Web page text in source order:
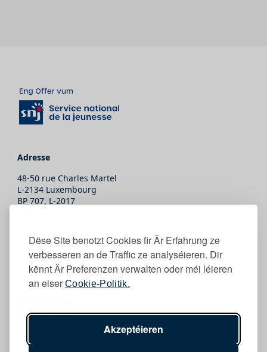
Dëse Site benotzt Cookies fir Är Erfahrung ze
verbesseren an de Traffic ze analyséieren. Dir
kënnt Är Preferenzen verwalten oder méi léieren
an eiser Cookie-Politik.
Akzeptéieren
Adresse
48-50 rue Charles Martel
L-2134 Luxembourg
BP 707, L-2017
(+352) 247-86465
secretariat@snj.lu
Follow eis
Copyright © 2026 SNJ Tous droits réservés